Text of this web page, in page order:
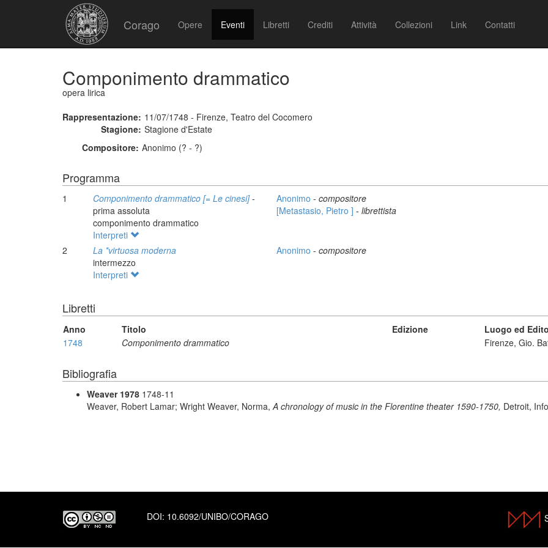
Corago Opere Eventi Libretti Crediti Attività Collezioni Link Contatti
Componimento drammatico
opera lirica
Rappresentazione: 11/07/1748 - Firenze, Teatro del Cocomero
Stagione: Stagione d'Estate
Compositore: Anonimo (? - ?)
Programma
1 Componimento drammatico [= Le cinesi]-
prima assoluta
componimento drammatico
Anonimo - compositore
[Metastasio, Pietro ] - librettista
Interpreti
2
La *virtuosa moderna
intermezzo
Anonimo - compositore
Interpreti
Libretti
Anno Titolo Edizione
Luogo ed
1748
Componimento drammatico Firenze, Gio.
Bibliografia
Weaver 1978 1748-11
Weaver, Robert Lamar; Wright Weaver, Norma,A chronology of music in the Florentine theater 1590-1750, Detroit,
DOI: 10.6092/UNIBO/CORAGO